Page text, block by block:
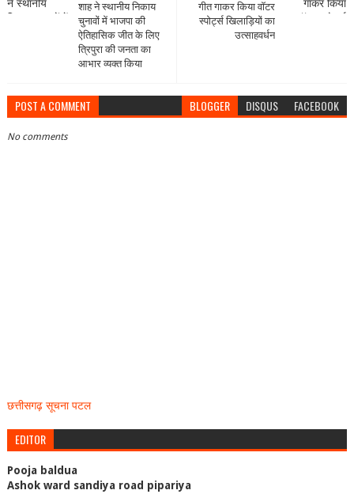
गीत गाकर किया वॉटर
स्पोर्ट्स खिलाड़ियों का
उत्साहवर्धन
शाह ने स्थानीय निकाय
चुनावों में भाजपा की
ऐतिहासिक जीत के लिए
त्रिपुरा की जनता का
आभार व्यक्त किया
POST A COMMENT BLOGGER DISQUS FACEBOOK
No comments
छत्तीसगढ़ सूचना पटल
EDITOR
Pooja baldua
Ashok ward sandiya road pipariya